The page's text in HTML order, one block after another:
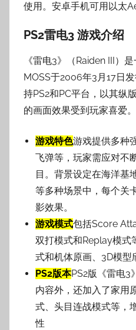
子
使用。安卓手机可用以太
PS2雷电3 游戏介绍
《雷电3》（Raiden III）
MOSS于2006年3月17日
持PS2和PC平台，以其纵
的画面效果受到玩家喜爱。
游戏特色游戏提供多种
飞弹等，玩家需应对不
目。背景设定在海洋基
等多种场景中，每个关
影效果。
游戏模式包括Score
双打模式和Replay模式
式和机体原画、3D模型
PS2版本PS2版《雷电3
内容外，还加入了家用
式、头目连战模式等，
性